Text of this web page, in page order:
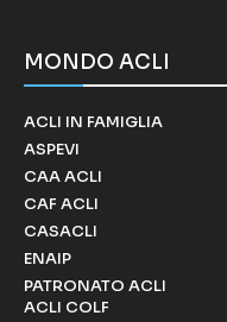
MONDO ACLI
ACLI IN FAMIGLIA
ASPEVI
CAA ACLI
CAF ACLI
CASACLI
ENAIP
PATRONATO ACLI
ACLI COLF